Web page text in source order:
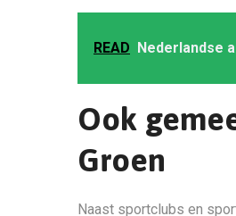
READ Nederlandse
Ook
Groen
Naast sportclubs en